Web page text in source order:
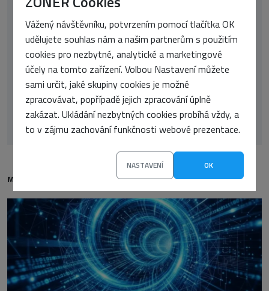
Vážený návštěvníku, potvrzením pomocí tlačítka OK
udělujete souhlas nám a našim partnerům s použitím
cookies pro nezbytné, analytické a marketingové
účely na tomto zařízení. Volbou Nastavení můžete
sami určit, jaké skupiny cookies je možné
zpracovávat, popřípadě jejich zpracování úplně
zakázat. Ukládání nezbytných cookies probíhá vždy, a
to v zájmu zachování funkčnosti webové prezentace.
NASTAVENÍ OK
Jiří Lahvička
MOHLO BY VÁS TAKÉ ZAJÍMAT